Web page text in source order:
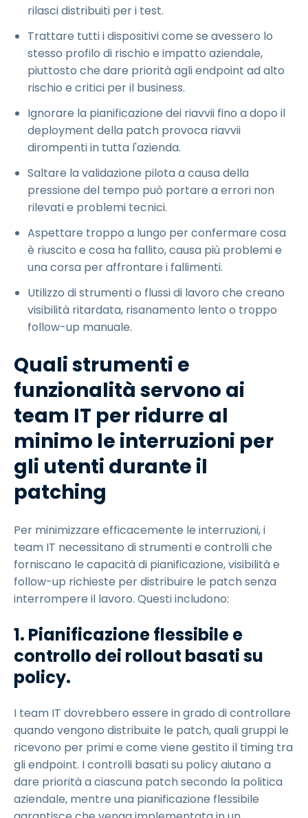
rilasci distribuiti per i test.
Trattare tutti i dispositivi come se avessero lo
stesso profilo di rischio e impatto aziendale,
piuttosto che dare priorità agli endpoint ad alto
rischio e critici per il business.
Ignorare la pianificazione dei riavvii fino a dopo il
deployment della patch provoca riavvii
dirompenti in tutta l'azienda.
Saltare la validazione pilota a causa della
pressione del tempo può portare a errori non
rilevati e problemi tecnici.
Aspettare troppo a lungo per confermare cosa
è riuscito e cosa ha fallito, causa più problemi e
una corsa per affrontare i fallimenti.
Utilizzo di strumenti o flussi di lavoro che creano
visibilità ritardata, risanamento lento o troppo
follow-up manuale.
Quali strumenti e
funzionalità servono ai
team IT per ridurre al
minimo le interruzioni per
gli utenti durante il
patching
Per minimizzare efficacemente le interruzioni, i
team IT necessitano di strumenti e controlli che
forniscano le capacità di pianificazione, visibilità e
follow-up richieste per distribuire le patch senza
interrompere il lavoro. Questi includono:
1. Pianificazione flessibile e
controllo dei rollout basati su
policy.
I team IT dovrebbero essere in grado di controllare
quando vengono distribuite le patch, quali gruppi le
ricevono per primi e come viene gestito il timing tra
gli endpoint. I controlli basati su policy aiutano a
dare priorità a ciascuna patch secondo la politica
aziendale, mentre una pianificazione flessibile